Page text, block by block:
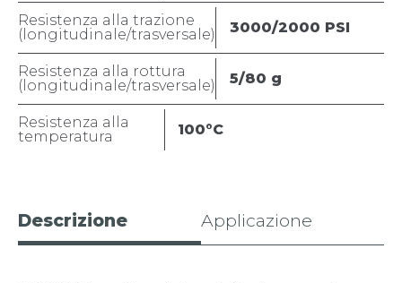
Resistenza alla trazione
(longitudinale/trasversale)
3000/2000 PSI
Resistenza alla rottura
(longitudinale/trasversale)
5/80 g
Resistenza alla
temperatura
100°C
Descrizione Applicazione